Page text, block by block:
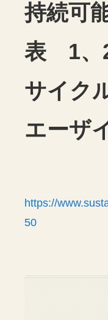
持続可
表 1、
サイク
エーザ
https://
50